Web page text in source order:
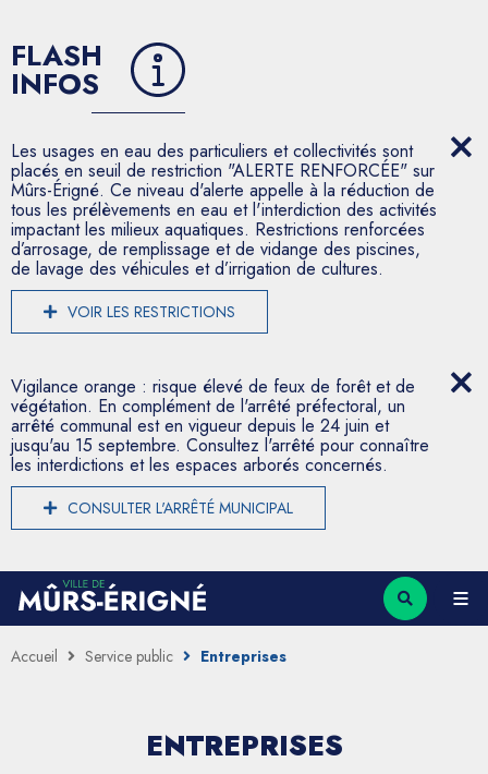
FLASH
INFOS
Les usages en eau des particuliers et collectivités sont
placés en seuil de restriction "ALERTE RENFORCÉE" sur
Mûrs-Érigné. Ce niveau d'alerte appelle à la réduction de
tous les prélèvements en eau et l'interdiction des activités
impactant les milieux aquatiques. Restrictions renforcées
d’arrosage, de remplissage et de vidange des piscines,
de lavage des véhicules et d’irrigation de cultures.
VOIR LES RESTRICTIONS
Vigilance orange : risque élevé de feux de forêt et de
végétation. En complément de l'arrêté préfectoral, un
arrêté communal est en vigueur depuis le 24 juin et
jusqu'au 15 septembre. Consultez l'arrêté pour connaître
les interdictions et les espaces arborés concernés.
CONSULTER L'ARRÊTÉ MUNICIPAL
Accueil Service public Entreprises
ENTREPRISES